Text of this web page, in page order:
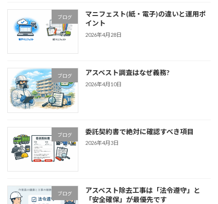
ブログ
マニフェスト(紙・電子)の違いと運用ポ
イント
2026年4月28日
ブログ アスベスト調査はなぜ義務?
2026年4月10日
ブログ 委託契約書で絶対に確認すべき項目
2026年4月3日
ブログ
アスベスト除去工事は「法令遵守」と
「安全確保」が最優先です